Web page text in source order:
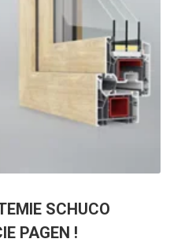
SCHUCO
PAGEN !